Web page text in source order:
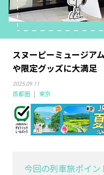
スヌーピーミュージア
や限定グッズに大満足
2025.09.11
首都圏 東京
今回の列車旅ポイン